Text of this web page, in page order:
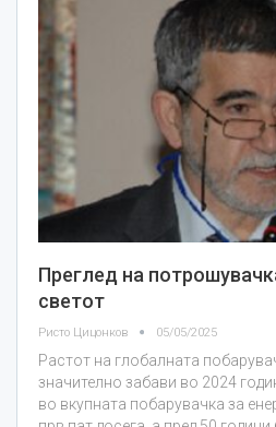
Преглед на
светот
Ристо Цицонков 05/05/2025
Растот на глобалната
значително забави во 2024
во вкупната побарувачка за